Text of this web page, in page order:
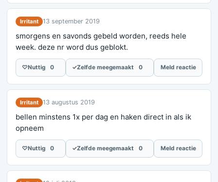
Irritant 13 september 2019
smorgens en savonds gebeld worden, reeds hele
week. deze nr word dus geblokt.
♡Nuttig 0 ✓Zelfde meegemaakt 0 Meld reactie
Irritant 13 augustus 2019
bellen minstens 1x per dag en haken direct in als ik
opneem
♡Nuttig 0 ✓Zelfde meegemaakt 0 Meld reactie